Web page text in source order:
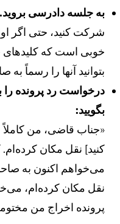
به جلسه دادرسی بروید.
شرکت کنید، حتی اگر اول
خوبی است که کلیدهای خود
بتوانید آنها را رسماً به
درخواست رد پرونده را
بگویید:
«جناب قاضی، من کاملاً از
کنید] نقل مکان کرده‌ام.
می‌خواهم اکنون به
نقل مکان کرده‌ام،
پرونده اخراج من مختومه